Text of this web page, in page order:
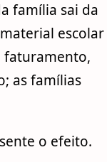
família sai da
escolar
faturamento,
as famílias
o efeito.